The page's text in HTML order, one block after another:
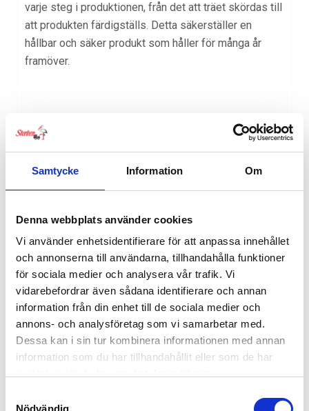
Samtycke Information Om
Denna webbplats använder cookies
Vi använder enhetsidentifierare för att anpassa innehållet
och annonserna till användarna, tillhandahålla funktioner
för sociala medier och analysera vår trafik. Vi
vidarebefordrar även sådana identifierare och annan
information från din enhet till de sociala medier och
annons- och analysföretag som vi samarbetar med.
Dessa kan i sin tur kombinera informationen med annan
information som du har tillhandahållit eller som de har
Nödvändig
varje steg i produktionen, från det att träet skördas till
att produkten färdigställs. Detta säkerställer en
hållbar och säker produkt som håller för många år
framöver.
RELATERADE PRODUKTER